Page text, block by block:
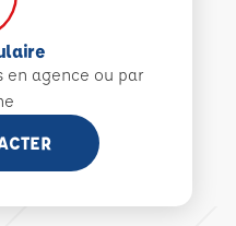
en agence ou par